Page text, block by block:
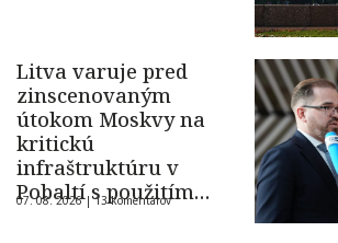
Litva varuje pred
zinscenovaným
útokom Moskvy na
kritickú
infraštruktúru v
Pobaltí s použitím
ukrajinského dronu
07. 08. 2026 |13 komentárov